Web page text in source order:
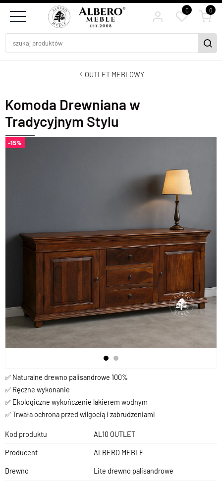
0 0
OUTLET MEBLOWY
-15%
Komoda Drewniana w
Tradycyjnym Stylu
✅ Naturalne drewno palisandrowe 100%
✅ Ręczne wykonanie
✅ Ekologiczne wykończenie lakierem wodnym
✅ Trwała ochrona przed wilgocią i zabrudzeniami
Kod produktu AL10 OUTLET
Producent ALBERO MEBLE
Drewno Lite drewno palisandrowe